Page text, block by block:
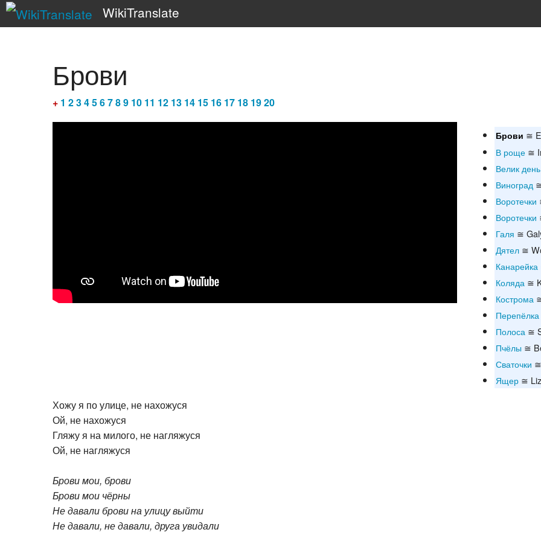
WikiTranslate
Брови
+ 1 23456789 10 11 12 13 14 15 16 17 18 1920
Брови ≅
В роще ≅
Велик день
Виноград
Воротечки
Воротечки
Галя ≅
Дятел ≅
Канарейка
Коляда ≅
Кострома
Перепёлка
Полоса ≅
Пчёлы ≅
Сваточки
Ящер ≅
Хожу я по улице, не нахожуся
Ой, не нахожуся
Гляжу я на милого, не нагляжуся
Ой, не нагляжуся
Брови мои, брови
Брови мои чёрны
Не давали брови на улицу выйти
Не давали, не давали, друга увидали